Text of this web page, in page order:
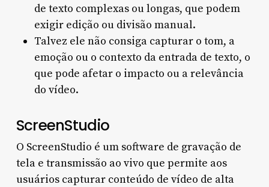
de texto complexas ou longas, que podem
exigir edição ou divisão manual.
Talvez ele não consiga capturar o tom, a
emoção ou o contexto da entrada de texto, o
que pode afetar o impacto ou a relevância
do vídeo.
ScreenStudio
O ScreenStudio é um software de gravação de
tela e transmissão ao vivo que permite aos
usuários capturar conteúdo de vídeo de alta